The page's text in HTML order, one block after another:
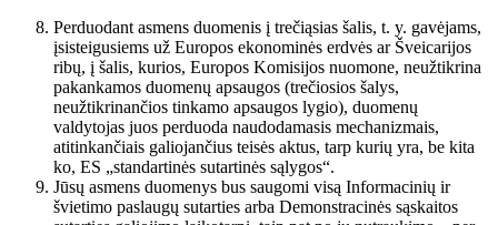
Perduodant asmens duomenis į trečiąsias šalis, t. y. gavėjams,
įsisteigusiems už Europos ekonominės erdvės ar Šveicarijos
ribų, į šalis, kurios, Europos Komisijos nuomone, neužtikrina
pakankamos duomenų apsaugos (trečiosios šalys,
neužtikrinančios tinkamo apsaugos lygio), duomenų
valdytojas juos perduoda naudodamasis mechanizmais,
atitinkančiais galiojančius teisės aktus, tarp kurių yra, be kita
ko, ES „standartinės sutartinės sąlygos“.
Jūsų asmens duomenys bus saugomi visą Informacinių ir
švietimo paslaugų sutarties arba Demonstracinės sąskaitos